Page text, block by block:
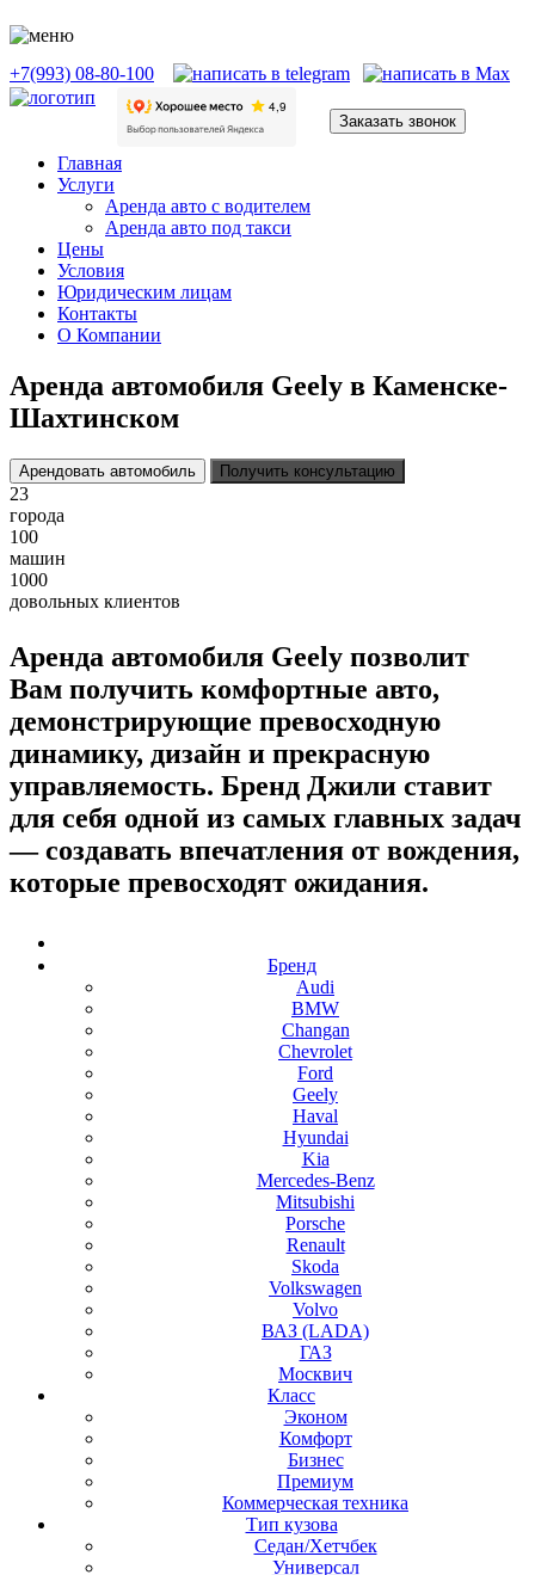
+7(993) 08-80-100
Заказать звонок
Главная
Услуги
Аренда авто с водителем
Аренда авто под такси
Цены
Условия
Юридическим лицам
Контакты
О Компании
Аренда автомобиля Geely в Каменске-
Шахтинском
Арендовать автомобиль Получить консультацию
23
города
100
машин
1000
довольных клиентов
Аренда автомобиля Geely позволит
Вам получить комфортные авто,
демонстрирующие превосходную
динамику, дизайн и прекрасную
управляемость. Бренд Джили ставит
для себя одной из самых главных задач
— создавать впечатления от вождения,
которые превосходят ожидания.
Бренд
Audi
BMW
Changan
Chevrolet
Ford
Geely
Haval
Hyundai
Kia
Mercedes-Benz
Mitsubishi
Porsche
Renault
Skoda
Volkswagen
Volvo
ВАЗ (LADA)
ГАЗ
Москвич
Класс
Эконом
Комфорт
Бизнес
Премиум
Коммерческая техника
Тип кузова
Седан/Хетчбек
Универсал